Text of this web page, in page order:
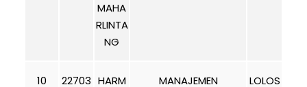
MAHA
RLINTA
NG
10
22703 HARM
MANAJEMEN
LOLOS